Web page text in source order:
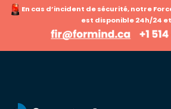
En cas d’incident de sécurité, notre
est disponible 24h/24